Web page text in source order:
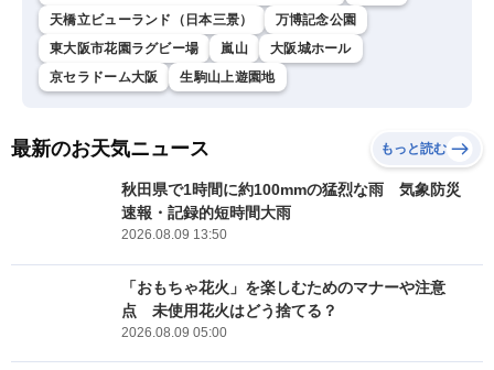
天橋立ビューランド（日本三景）
万博記念公園
東大阪市花園ラグビー場
嵐山
大阪城ホール
京セラドーム大阪
生駒山上遊園地
最新のお天気ニュース もっと読む
秋田県で1時間に約100mmの猛烈な雨 気象防災
速報・記録的短時間大雨
2026.08.09 13:50
「おもちゃ花火」を楽しむためのマナーや注意
点 未使用花火はどう捨てる？
2026.08.09 05:00